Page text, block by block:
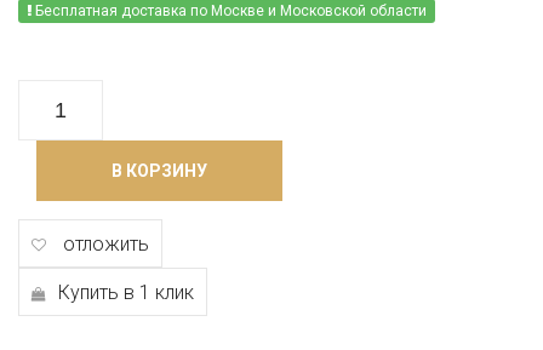
Бесплатная доставка по Москве и Московской области
В КОРЗИНУ
отложить
Купить в 1 клик